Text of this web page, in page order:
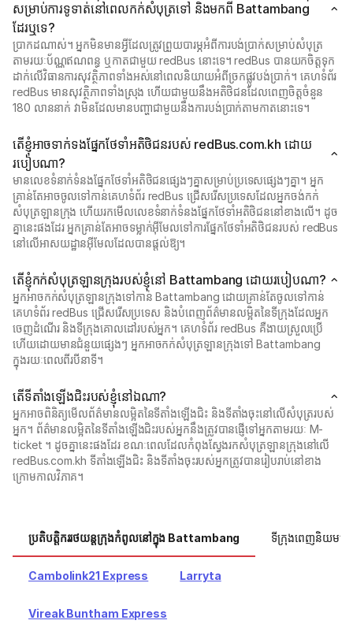
សម្រាប់ការទូទាត់នៅពេលកក់សំបុត្រទៅ និងមកពី Battambang
ដែរឬទេ?
ប្រាកដណាស់។ អ្នកមិនមានអ្វីដែលត្រូវព្រួយបារម្ភអំពីការបង់ប្រាក់សម្រាប់សំបុត្រ
តាមរយៈប័ណ្ណឥណពន្ធ ឬកាតជាមួយ redBus នោះទេ។ redBus បានយកចិត្តទុក
ដាក់លើវិធានការសុវត្ថិភាពទាំងអស់នៅពេលនិយាយអំពីច្រកផ្លូវបង់ប្រាក់។ គេហទំព័រ
redBus មានសុវត្ថិភាពទាំងស្រុង ហើយជាមួយនឹងអតិថិជនដែលពេញចិត្តចំនួន
180 លាននាក់ វាមិនដែលមានបញ្ហាជាមួយនឹងការបង់ប្រាក់តាមកាតនោះទេ។
តើខ្ញុំអាចទាក់ទងផ្នែកថែទាំអតិថិជនរបស់ redBus.com.kh ដោយ
របៀបណា?
មានលេខទំនាក់ទំនងផ្នែកថែទាំអតិថិជនផ្សេងៗគ្នាសម្រាប់ប្រទេសផ្សេងៗគ្នា។ អ្នក
គ្រាន់តែអាចចូលទៅកាន់គេហទំព័រ redBus ជ្រើសរើសប្រទេសដែលអ្នកចង់កក់
សំបុត្រឡានក្រុង ហើយរកមើលលេខទំនាក់ទំនងផ្នែកថែទាំអតិថិជននៅខាងលើ។ ដូច
គ្នានេះផងដែរ អ្នកគ្រាន់តែអាចទម្លាក់អ៊ីមែលទៅការផ្នែកថែទាំអតិថិជនរបស់ redBus
នៅលើអាសយដ្ឋានអ៊ីមែលដែលបានផ្តល់ឱ្យ។
តើខ្ញុំកក់សំបុត្រឡានក្រុងរបស់ខ្ញុំនៅ Battambang ដោយរបៀបណា?
អ្នកអាចកក់សំបុត្រឡានក្រុងទៅកាន់ Battambang ដោយគ្រាន់តែចូលទៅកាន់
គេហទំព័រ redBus ជ្រើសរើសប្រទេស និងបំពេញព័ត៌មានលម្អិតនៃទីក្រុងដែលអ្នក
ចេញដំណើរ និងទីក្រុងគោលដៅរបស់អ្នក។ គេហទំព័រ redBus គឺងាយស្រួលប្រើ
ហើយដោយមានជំនួយផ្សេងៗ អ្នកអាចកក់សំបុត្រឡានក្រុងទៅ Battambang
ក្នុងរយៈពេលពីរបីនាទី។
តើ​ទីតាំងឡើងជិះ​របស់​ខ្ញុំ​នៅ​ឯណា?
អ្នក​អាច​ពិនិត្យ​មើល​ព័ត៌មាន​លម្អិត​នៃ​ទីតាំងឡើងជិះ និង​ទីតាំងចុះ​នៅលើ​សំបុត្រ​របស់​
អ្នក។ ព័ត៌មានលម្អិតនៃទីតាំងឡើងជិះរបស់អ្នកនឹងត្រូវបានផ្ញើទៅអ្នកតាមរយៈ M-
ticket ។ ដូចគ្នានេះផងដែរ ខណៈពេលដែលកំពុងស្វែងរកសំបុត្រឡានក្រុងនៅលើ
redBus.com.kh ទីតាំងឡើងជិះ និងទីតាំងចុះរបស់អ្នកត្រូវបានរៀបរាប់នៅខាង
ក្រោមកាលវិភាគ។
ប្រតិបត្តិកររថយន្តក្រុងកំពូលនៅក្នុង Battambang ទីក្រុងពេញនិយមផ្ស
Cambolink21 Express Larryta
Vireak Buntham Express